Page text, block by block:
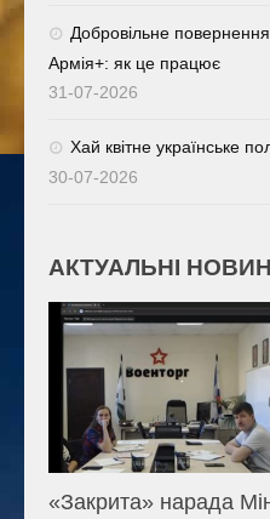
Добровільне
Армія+: як це працює
31-07-2026
Хай квітне українське
30-07-2026
АКТУАЛЬНІ
«Закрита» нарада